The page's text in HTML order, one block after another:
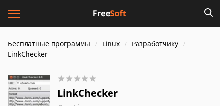
Бесплатные программы Linux
Разработчику
LinkChecker
LinkChecker